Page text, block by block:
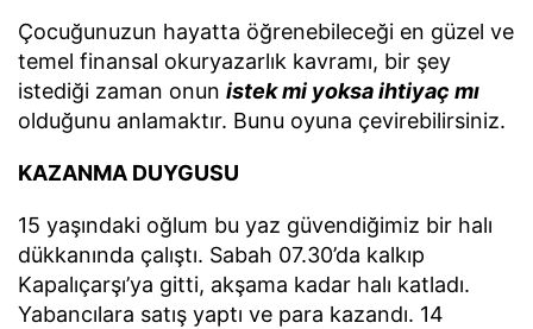
Çocuğunuzun hayatta öğrenebileceği en güzel ve
temel finansal okuryazarlık kavramı, bir şey
istediği zaman onun istek mi yoksa ihtiyaç mı
olduğunu anlamaktır. Bunu oyuna çevirebilirsiniz.
KAZANMA DUYGUSU
15 yaşındaki oğlum bu yaz güvendiğimiz bir halı
dükkanında çalıştı. Sabah 07.30’da kalkıp
Kapalıçarşı’ya gitti, akşama kadar halı katladı.
Yabancılara satış yaptı ve para kazandı. 14